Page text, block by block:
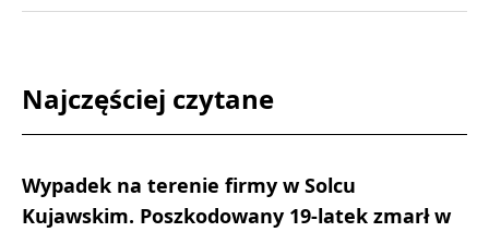
Najczęściej czytane
Wypadek na terenie firmy w Solcu
Kujawskim. Poszkodowany 19-latek zmarł w